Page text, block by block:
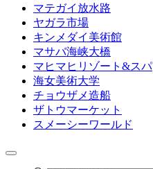
マテガイ放水路
ヤガラ市場
キンメダイ美術館
マサバ海峡大橋
マヒマヒリゾート&スパ
海女美術大学
チョウザメ造船
ザトウマーケット
スメーシーワールド